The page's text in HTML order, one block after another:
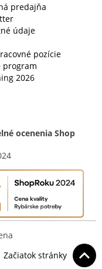
predajňa
údaje
pozície
program
2026
ocenenia Shop
Začiatok stránky